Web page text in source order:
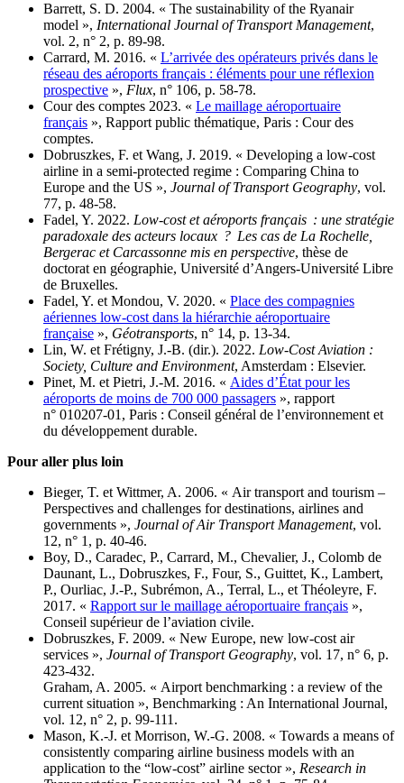
Barrett, S. D. 2004. « The sustainability of the Ryanair
model », International Journal of Transport Management,
vol. 2, n° 2, p. 89‑98.
Carrard, M. 2016. « L’arrivée des opérateurs privés dans le
réseau des aéroports français : éléments pour une réflexion
prospective », Flux, n° 106, p. 58‑78.
Cour des comptes 2023. « Le maillage aéroportuaire
français », Rapport public thématique, Paris : Cour des
comptes.
Dobruszkes, F. et Wang, J. 2019. « Developing a low-cost
airline in a semi-protected regime : Comparing China to
Europe and the US », Journal of Transport Geography, vol.
77, p. 48‑58.
Fadel, Y. 2022. Low-cost et aéroports français : une stratégie
paradoxale des acteurs locaux ? Les cas de La Rochelle,
Bergerac et Carcassonne mis en perspective, thèse de
doctorat en géographie, Université d’Angers-Université Libre
de Bruxelles.
Fadel, Y. et Mondou, V. 2020. « Place des compagnies
aériennes low-cost dans la hiérarchie aéroportuaire
française », Géotransports, n° 14, p. 13‑34.
Lin, W. et Frétigny, J.-B. (dir.). 2022. Low-Cost Aviation :
Society, Culture and Environment, Amsterdam : Elsevier.
Pinet, M. et Pietri, J.-M. 2016. « Aides d’État pour les
aéroports de moins de 700 000 passagers », rapport
n° 010207‑01, Paris : Conseil général de l’environnement et
du développement durable.
Pour aller plus loin
Bieger, T. et Wittmer, A. 2006. « Air transport and tourism –
Perspectives and challenges for destinations, airlines and
governments », Journal of Air Transport Management, vol.
12, n° 1, p. 40‑46.
Boy, D., Caradec, P., Carrard, M., Chevalier, J., Colomb de
Daunant, L., Dobruszkes, F., Four, S., Guittet, K., Lambert,
P., Ourliac, J.-P., Subrémon, A., Terral, L., et Théoleyre, F.
2017. « Rapport sur le maillage aéroportuaire français »,
Conseil supérieur de l’aviation civile.
Dobruszkes, F. 2009. « New Europe, new low-cost air
services », Journal of Transport Geography, vol. 17, n° 6, p.
423‑432.
Graham, A. 2005. « Airport benchmarking : a review of the
current situation », Benchmarking : An International Journal,
vol. 12, n° 2, p. 99‑111.
Mason, K.-J. et Morrison, W.-G. 2008. « Towards a means of
consistently comparing airline business models with an
application to the “low-cost” airline sector », Research in